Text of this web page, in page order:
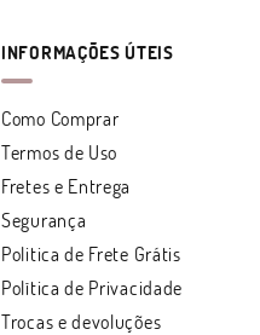
INFORMAÇÕES ÚTEIS
Como Comprar
Termos de Uso
Fretes e Entrega
Segurança
Politica de Frete Grátis
Política de Privacidade
Trocas e devoluções